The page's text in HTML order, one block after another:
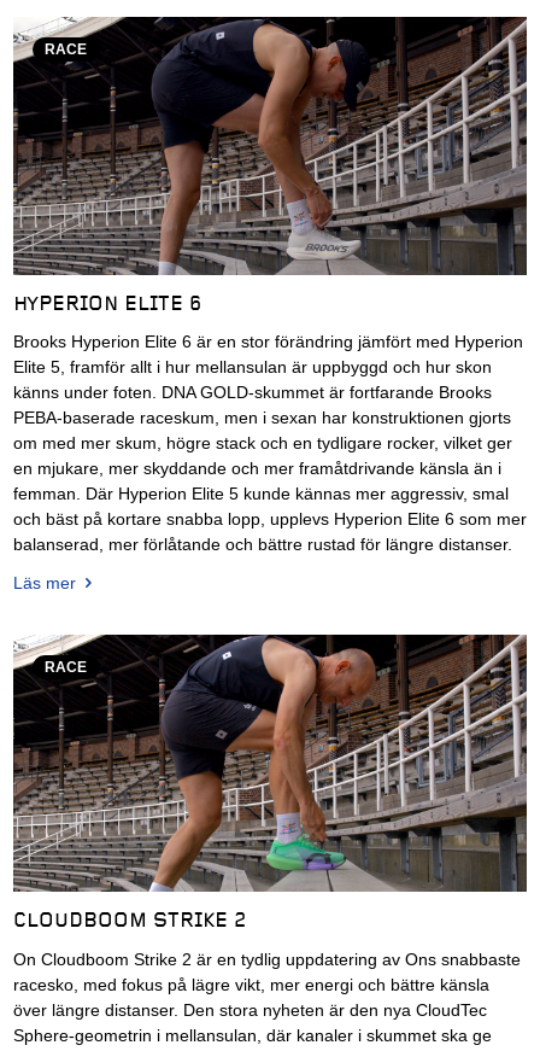
RACE
HYPERION ELITE 6
Brooks Hyperion Elite 6 är en stor förändring jämfört med Hyperion
Elite 5, framför allt i hur mellansulan är uppbyggd och hur skon
känns under foten. DNA GOLD-skummet är fortfarande Brooks
PEBA-baserade raceskum, men i sexan har konstruktionen gjorts
om med mer skum, högre stack och en tydligare rocker, vilket ger
en mjukare, mer skyddande och mer framåtdrivande känsla än i
femman. Där Hyperion Elite 5 kunde kännas mer aggressiv, smal
och bäst på kortare snabba lopp, upplevs Hyperion Elite 6 som mer
balanserad, mer förlåtande och bättre rustad för längre distanser.
Läs mer
RACE
CLOUDBOOM STRIKE 2
On Cloudboom Strike 2 är en tydlig uppdatering av Ons snabbaste
racesko, med fokus på lägre vikt, mer energi och bättre känsla
över längre distanser. Den stora nyheten är den nya CloudTec
Sphere-geometrin i mellansulan, där kanaler i skummet ska ge